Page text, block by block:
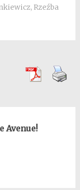
, Rzeźba
Avenue!